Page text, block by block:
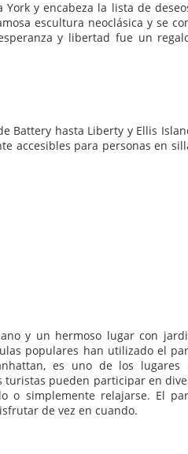
y encabeza la lista de
escultura neoclásica y se
y libertad fue un
Battery hasta Liberty y Ellis
accesibles para personas en
y un hermoso lugar con
populares han utilizado el
es uno de los lugares
turistas pueden participar en
o simplemente relajarse. El
de vez en cuando.